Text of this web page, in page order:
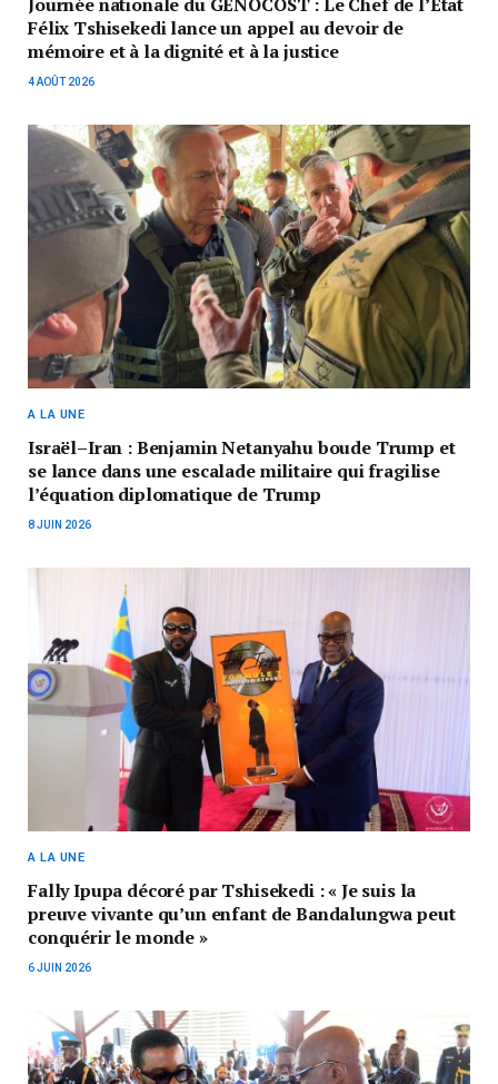
Félix Tshisekedi lance un appel au devoir de
mémoire et à la dignité et à la justice
4 AOÛT 2026
A LA UNE
Israël–Iran : Benjamin Netanyahu boude Trump et
se lance dans une escalade militaire qui fragilise
l’équation diplomatique de Trump
8 JUIN 2026
A LA UNE
Fally Ipupa décoré par Tshisekedi : « Je suis la
preuve vivante qu’un enfant de Bandalungwa peut
conquérir le monde »
6 JUIN 2026